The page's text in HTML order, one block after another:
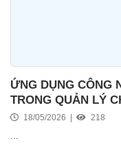
ỨNG DỤNG CÔNG
TRONG QUẢN LÝ
18/05/2026 | 218
...